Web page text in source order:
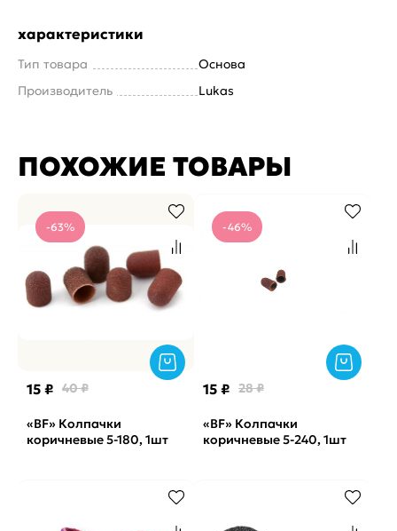
характеристики
Тип товара
Основа
Производитель
Lukas
ПОХОЖИЕ ТОВАРЫ
-63%
15 ₽ 40 ₽
«BF» Колпачки
коричневые 5-180, 1шт
-46%
15 ₽ 28 ₽
«BF» Колпачки
коричневые 5-240, 1шт